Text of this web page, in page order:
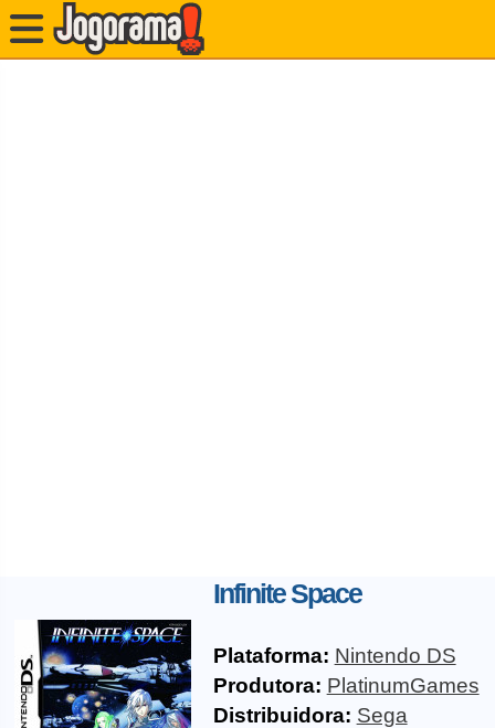
Infinite Space
Plataforma: Nintendo DS
Produtora: PlatinumGames
Distribuidora: Sega